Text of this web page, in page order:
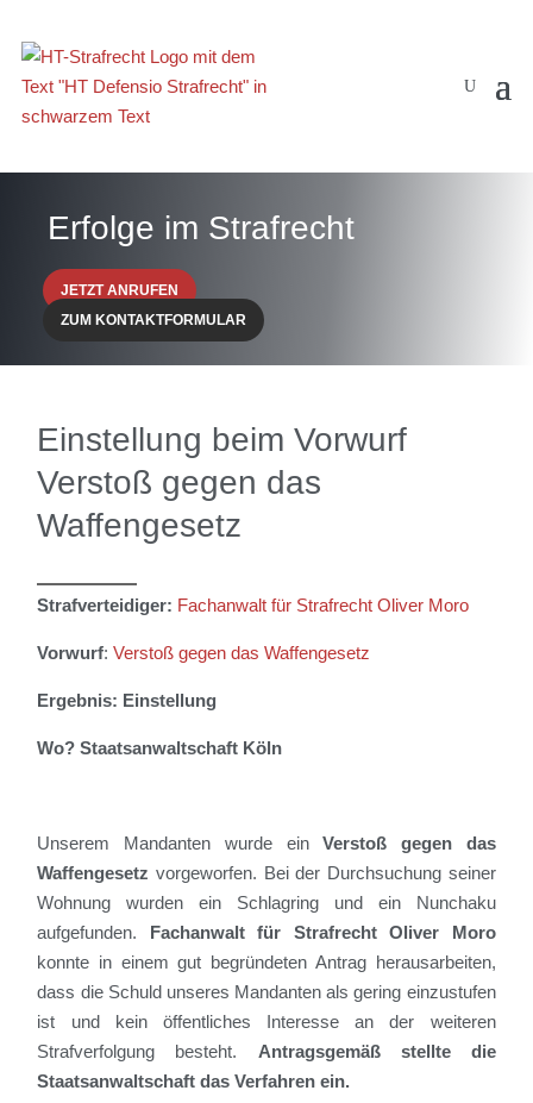
Erfolge im Strafrecht
JETZT ANRUFEN
ZUM KONTAKTFORMULAR
Einstellung beim Vorwurf
Verstoß gegen das
Waffengesetz
Strafverteidiger: Fachanwalt für Strafrecht Oliver Moro
Vorwurf:Verstoß gegen das Waffengesetz
Ergebnis: Einstellung
Wo? Staatsanwaltschaft Köln
Unserem Mandanten wurde einVerstoß gegen das
Waffengesetzvorgeworfen. Bei der Durchsuchung seiner
Wohnung wurden ein Schlagring und ein Nunchaku
aufgefunden. Fachanwalt für StrafrechtOliver Moro
konnte in einem gut begründeten Antrag herausarbeiten,
dass die Schuld unseres Mandanten als gering einzustufen
ist und kein öffentliches Interesse an der weiteren
Strafverfolgung besteht. Antragsgemäß stellte die
Staatsanwaltschaft das Verfahren ein.